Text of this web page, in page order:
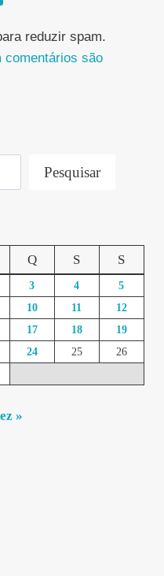
reduzir spam.
comentários são
Pesquisar
Q S S
3 4
5
10 11
12
17 18
19
24 25
26
»